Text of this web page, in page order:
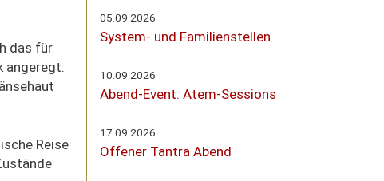
das für
angeregt.
Reise
05.09.2026
System- und Familienstellen
10.09.2026
Abend-Event: Atem-Sessions
17.09.2026
Offener Tantra Abend